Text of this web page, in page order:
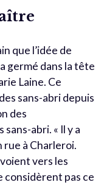
que l’idée de
germé dans la tête
Laine. Ce
sans-abri depuis
des
abri. « Il y a
rue à Charleroi.
vers les
considèrent pas ce